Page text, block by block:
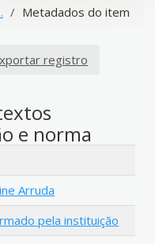
Metadados do item
registro
e norma
Arruda
pela instituição